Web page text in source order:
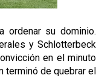
ordenar su dominio.
y Schlotterbeck
en el minuto
terminó de quebrar el